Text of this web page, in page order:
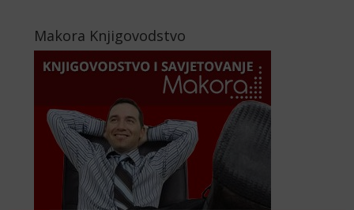
Makora Knjigovodstvo